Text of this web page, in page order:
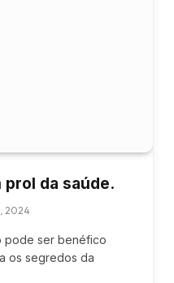
da saúde.
2024
pode ser benéfico
os segredos da